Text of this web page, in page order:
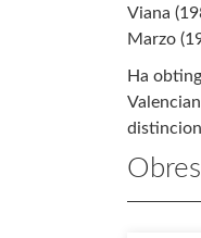
Viana
Marzo
Ha